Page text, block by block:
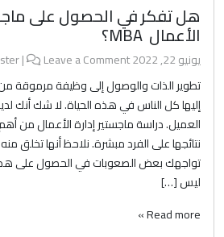
هل تفكر في الحصول على
الأعمال MBA؟
يونيو 22, 2022 |
Leave a Comment
تطوير الذات والوصول إلى وظيفة مرموقة
إليها كل الناس في هذه الحياة. لا شك أنك
العميل. دراسة ماجستير إدارة الأعمال من
نتائجها على الفرد مبشرة. نلاحظ أنها تخلق
تواجهك بعض الصعوبات في الحصول على هذه
ليس […]
Read more »